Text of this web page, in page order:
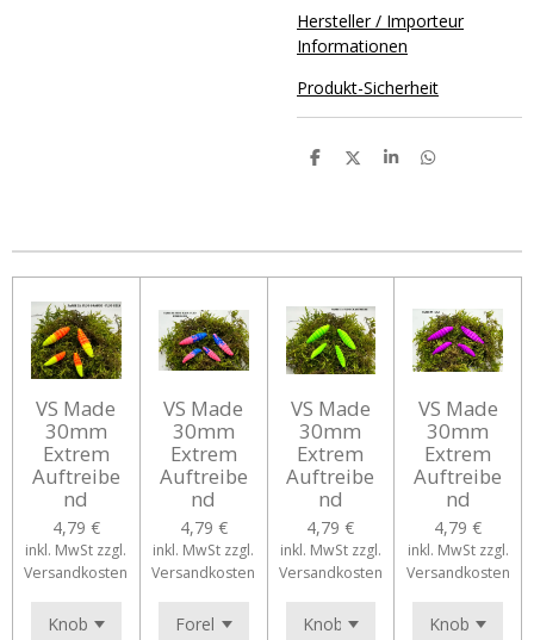
Hersteller / Importeur
Informationen
Produkt-Sicherheit
T
n
T
n
T
n
T
n
VS Made
30mm
Extrem
Auftreibe
nd
4,79 €
inkl. MwSt zzgl.
Versandkosten
VS Made
30mm
Extrem
Auftreibe
nd
4,79 €
inkl. MwSt zzgl.
Versandkosten
VS Made
30mm
Extrem
Auftreibe
nd
4,79 €
inkl. MwSt zzgl.
Versandkosten
VS Made
30mm
Extrem
Auftreibe
nd
4,79 €
inkl. MwSt zzgl.
Versandkosten